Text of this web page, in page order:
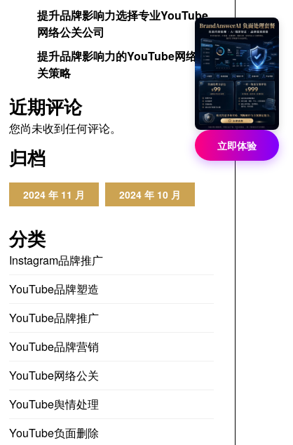
提升品牌影响力选择专业YouTube
网络公关公司
提升品牌影响力的YouTube网络公
关策略
近期评论
您尚未收到任何评论。
归档
2024 年 11 月 2024 年 10 月
分类
Instagram品牌推广
YouTube品牌塑造
YouTube品牌推广
YouTube品牌营销
YouTube网络公关
YouTube舆情处理
YouTube负面删除
立即体验